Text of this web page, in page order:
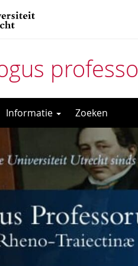
Informatie Zoeken